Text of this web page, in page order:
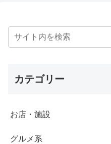
カテゴリー
お店・施設
グルメ系